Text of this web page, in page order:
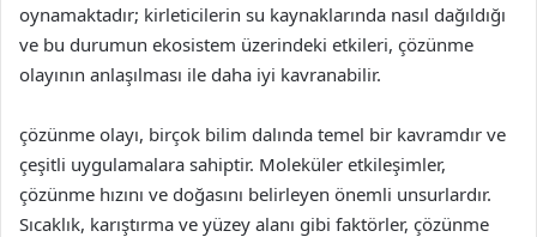
oynamaktadır; kirleticilerin su kaynaklarında nasıl dağıldığı
ve bu durumun ekosistem üzerindeki etkileri, çözünme
olayının anlaşılması ile daha iyi kavranabilir.
çözünme olayı, birçok bilim dalında temel bir kavramdır ve
çeşitli uygulamalara sahiptir. Moleküler etkileşimler,
çözünme hızını ve doğasını belirleyen önemli unsurlardır.
Sıcaklık, karıştırma ve yüzey alanı gibi faktörler, çözünme